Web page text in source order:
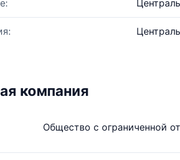
компания
Общество с ограниченной